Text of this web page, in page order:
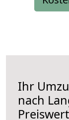
Ihr
nach
Preiswert